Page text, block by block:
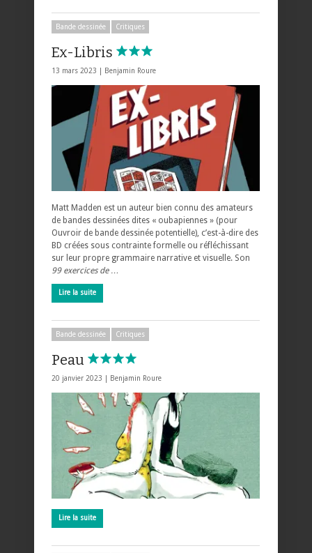
Bande dessinée Critiques
Ex-Libris
13 mars 2023 | Benjamin Roure
Matt Madden est un auteur bien connu des amateurs
de bandes dessinées dites « oubapiennes » (pour
Ouvroir de bande dessinée potentielle), c’est-à-dire des
BD créées sous contrainte formelle ou réfléchissant
sur leur propre grammaire narrative et visuelle. Son
99 exercices de …
Lire la suite
Bande dessinée Critiques
Peau
20 janvier 2023 | Benjamin Roure
Lire la suite